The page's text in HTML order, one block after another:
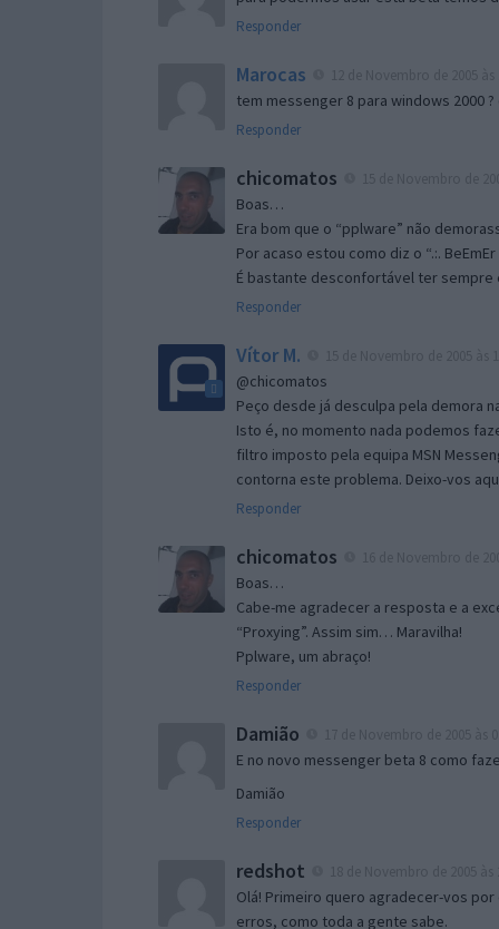
Responder
Marocas
tem messenger 8 para windows 2000
Responder
chicomatos
Boas…
Era bom que o “pplware” não
Por acaso estou como diz o “.:.
É bastante desconfortável ter sempre
Responder
Vítor M.
@chicomatos
Peço desde já desculpa pela demora
Isto é, no momento nada podemos
filtro imposto pela equipa MSN
contorna este problema. Deixo-vos
Responder
chicomatos
Boas…
Cabe-me agradecer a resposta e a
“Proxying”. Assim sim… Maravilha!
Pplware, um abraço!
Responder
Damião
E no novo messenger beta 8 como
Damião
Responder
redshot
Olá! Primeiro quero agradecer-vos
erros, como toda a gente sabe.